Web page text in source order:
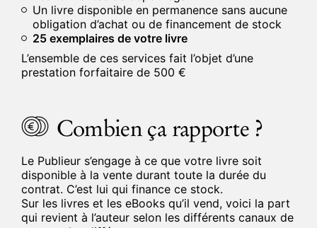
Un livre disponible en permanence sans aucune
obligation d’achat ou de financement de stock
25 exemplaires de votre livre
L’ensemble de ces services fait l’objet d’une
prestation forfaitaire de 500 €
Combien ça rapporte ?
Le Publieur s’engage à ce que votre livre soit
disponible à la vente durant toute la durée du
contrat. C’est lui qui finance ce stock.
Sur les livres et les eBooks qu’il vend, voici la part
qui revient à l’auteur selon les différents canaux de